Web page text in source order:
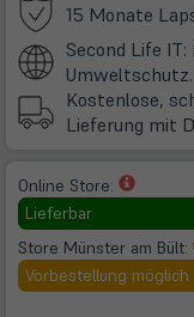
15 Monate
Second Life
Umweltschutz.
Kostenlose,
Lieferung mit
Online Store:
(öffnet
neuem
Tab)
Lieferbar
Store Münster am Bült:
Vorbestellung möglich